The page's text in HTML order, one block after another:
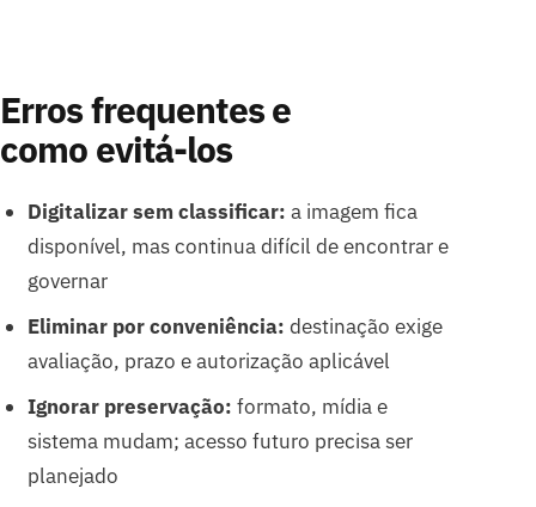
Erros frequentes e
como evitá-los
Digitalizar sem classificar: a imagem fica
disponível, mas continua difícil de encontrar e
governar
Eliminar por conveniência: destinação exige
avaliação, prazo e autorização aplicável
Ignorar preservação: formato, mídia e
sistema mudam; acesso futuro precisa ser
planejado